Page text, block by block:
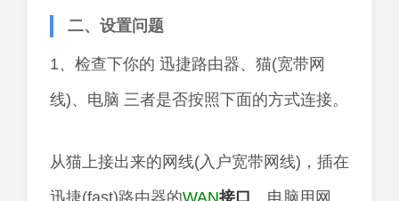
二、设置问题
1、检查下你的 迅捷路由器、猫(宽带网
线)、电脑 三者是否按照下面的方式连接。
从猫上接出来的网线(入户宽带网线)，插在
迅捷(fast)路由器的WAN接口 。电脑用网